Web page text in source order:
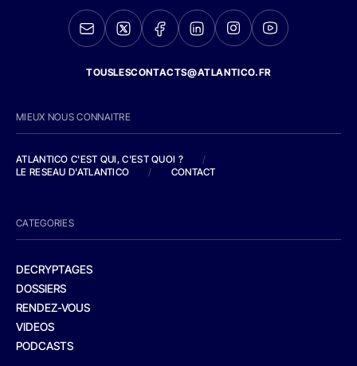
TOUSLESCONTACTS@ATLANTICO.FR
MIEUX NOUS CONNAITRE
ATLANTICO C'EST QUI, C'EST QUOI ?
/
LE RESEAU D'ATLANTICO
/ CONTACT
CATEGORIES
DECRYPTAGES
DOSSIERS
RENDEZ-VOUS
VIDEOS
PODCASTS